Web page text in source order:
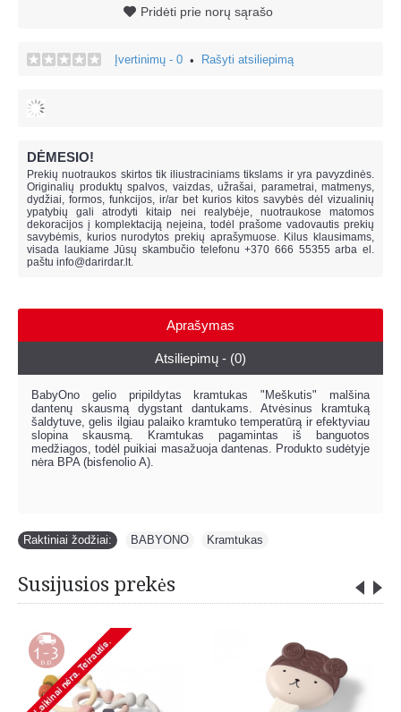
Pridėti prie norų sąrašo
Įvertinimų - 0 • Rašyti atsiliepimą
DĖMESIO!
Prekių nuotraukos skirtos tik iliustraciniams tikslams ir yra pavyzdinės.
Originalių produktų spalvos, vaizdas, užrašai, parametrai, matmenys,
dydžiai, formos, funkcijos, ir/ar bet kurios kitos savybės dėl vizualinių
ypatybių gali atrodyti kitaip nei realybėje, nuotraukose matomos
dekoracijos į komplektaciją neįeina, todėl prašome vadovautis prekių
savybėmis, kurios nurodytos prekių aprašymuose. Kilus klausimams,
visada laukiame Jūsų skambučio telefonu +370 666 55355 arba el.
paštu info@darirdar.lt.
Aprašymas
Atsiliepimų - (0)
BabyOno gelio pripildytas kramtukas "Meškutis" malšina
dantenų skausmą dygstant dantukams. Atvėsinus kramtuką
šaldytuve, gelis ilgiau palaiko kramtuko temperatūrą ir efektyviau
slopina skausmą. Kramtukas pagamintas iš banguotos
medžiagos, todėl puikiai masažuoja dantenas. Produkto sudėtyje
nėra BPA (bisfenolio A).
Raktiniai žodžiai: BABYONO Kramtukas
Susijusios prekės